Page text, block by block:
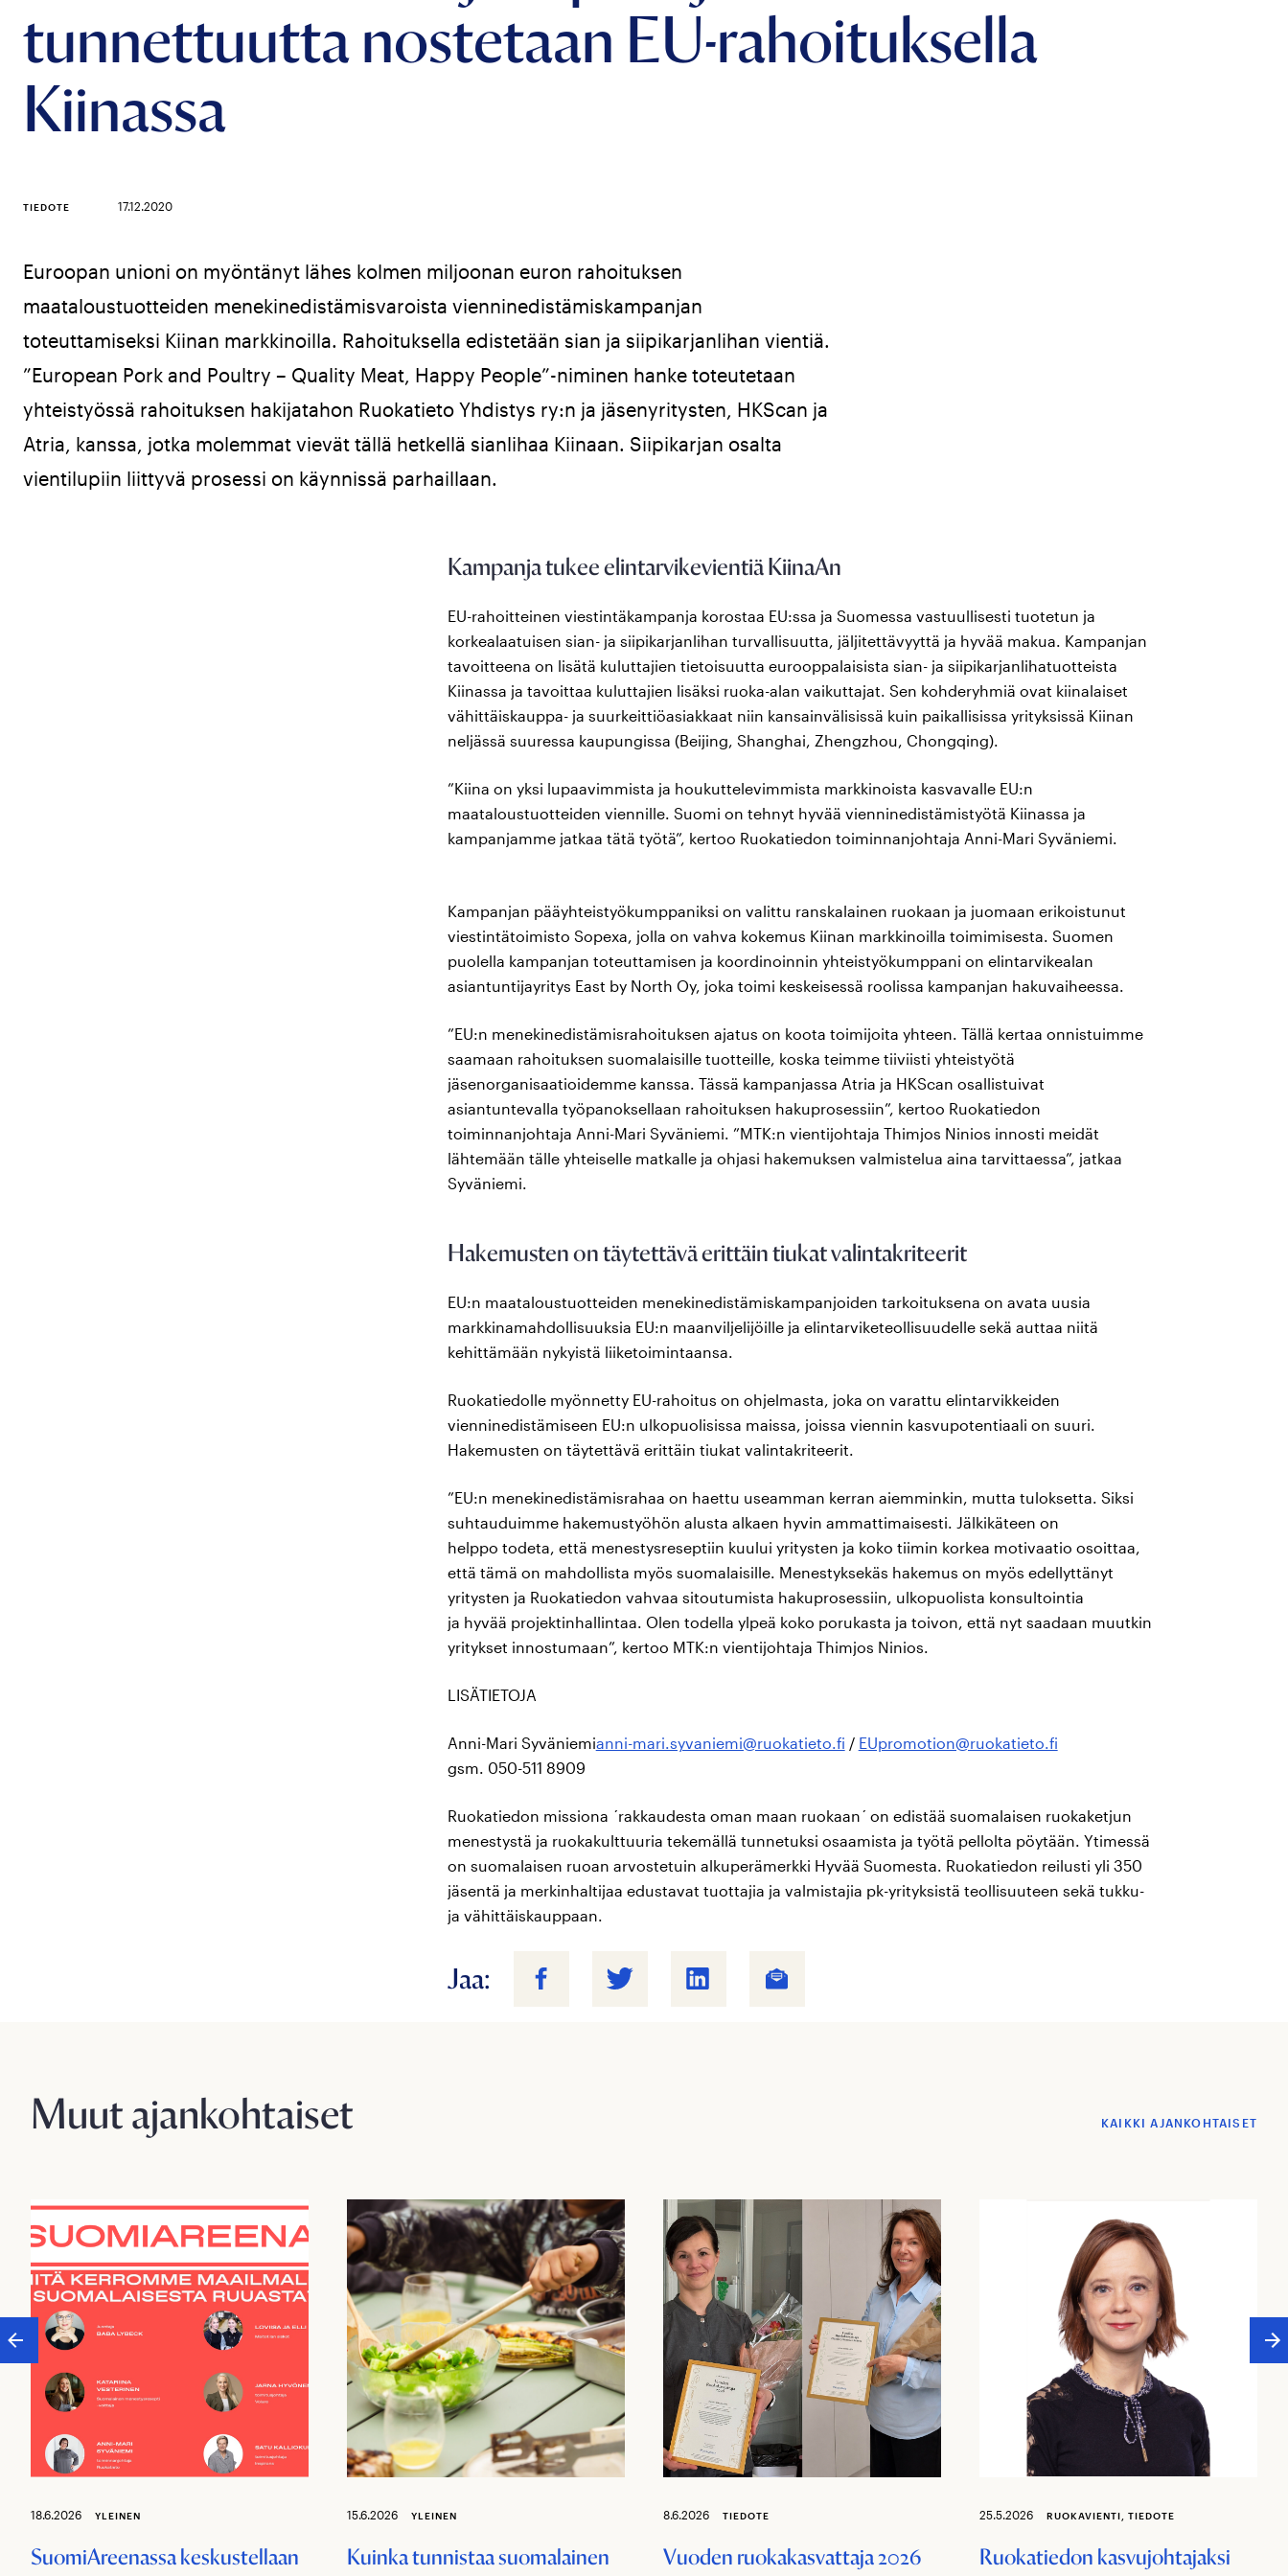
tunnettuutta nostetaan EU-rahoituksella
Kiinassa
TIEDOTE 17.12.2020
Euroopan unioni on myöntänyt lähes kolmen miljoonan euron rahoituksen
maataloustuotteiden menekinedistämisvaroista vienninedistämiskampanjan
toteuttamiseksi Kiinan markkinoilla. Rahoituksella edistetään sian ja siipikarjanlihan vientiä.
”European Pork and Poultry – Quality Meat, Happy People”-niminen hanke toteutetaan
yhteistyössä rahoituksen hakijatahon Ruokatieto Yhdistys ry:n ja jäsenyritysten, HKScan ja
Atria, kanssa, jotka molemmat vievät tällä hetkellä sianlihaa Kiinaan. Siipikarjan osalta
vientilupiin liittyvä prosessi on käynnissä parhaillaan.
Kampanja tukee elintarvikevientiä KiinaAn
EU-rahoitteinen viestintäkampanja korostaa EU:ssa ja Suomessa vastuullisesti tuotetun ja
korkealaatuisen sian- ja siipikarjanlihan turvallisuutta, jäljitettävyyttä ja hyvää makua. Kampanjan
tavoitteena on lisätä kuluttajien tietoisuutta eurooppalaisista sian- ja siipikarjanlihatuotteista
Kiinassa ja tavoittaa kuluttajien lisäksi ruoka-alan vaikuttajat. Sen kohderyhmiä ovat kiinalaiset
vähittäiskauppa- ja suurkeittiöasiakkaat niin kansainvälisissä kuin paikallisissa yrityksissä Kiinan
neljässä suuressa kaupungissa (Beijing, Shanghai, Zhengzhou, Chongqing).
”Kiina on yksi lupaavimmista ja houkuttelevimmista markkinoista kasvavalle EU:n
maataloustuotteiden viennille. Suomi on tehnyt hyvää vienninedistämistyötä Kiinassa ja
kampanjamme jatkaa tätä työtä”, kertoo Ruokatiedon toiminnanjohtaja Anni-Mari Syväniemi.
Kampanjan pääyhteistyökumppaniksi on valittu ranskalainen ruokaan ja juomaan erikoistunut
viestintätoimisto Sopexa, jolla on vahva kokemus Kiinan markkinoilla toimimisesta. Suomen
puolella kampanjan toteuttamisen ja koordinoinnin yhteistyökumppani on elintarvikealan
asiantuntijayritys East by North Oy, joka toimi keskeisessä roolissa kampanjan hakuvaiheessa.
”EU:n menekinedistämisrahoituksen ajatus on koota toimijoita yhteen. Tällä kertaa onnistuimme
saamaan rahoituksen suomalaisille tuotteille, koska teimme tiiviisti yhteistyötä
jäsenorganisaatioidemme kanssa. Tässä kampanjassa Atria ja HKScan osallistuivat
asiantuntevalla työpanoksellaan rahoituksen hakuprosessiin”, kertoo Ruokatiedon
toiminnanjohtaja Anni-Mari Syväniemi. ”MTK:n vientijohtaja Thimjos Ninios innosti meidät
lähtemään tälle yhteiselle matkalle ja ohjasi hakemuksen valmistelua aina tarvittaessa”, jatkaa
Syväniemi.
Hakemusten on täytettävä erittäin tiukat valintakriteerit
EU:n maataloustuotteiden menekinedistämiskampanjoiden tarkoituksena on avata uusia
markkinamahdollisuuksia EU:n maanviljelijöille ja elintarviketeollisuudelle sekä auttaa niitä
kehittämään nykyistä liiketoimintaansa.
Ruokatiedolle myönnetty EU-rahoitus on ohjelmasta, joka on varattu elintarvikkeiden
vienninedistämiseen EU:n ulkopuolisissa maissa, joissa viennin kasvupotentiaali on suuri.
Hakemusten on täytettävä erittäin tiukat valintakriteerit.
”EU:n menekinedistämisrahaa on haettu useamman kerran aiemminkin, mutta tuloksetta. Siksi
suhtauduimme hakemustyöhön alusta alkaen hyvin ammattimaisesti. Jälkikäteen on
helppo todeta, että menestysreseptiin kuului yritysten ja koko tiimin korkea motivaatio osoittaa,
että tämä on mahdollista myös suomalaisille. Menestyksekäs hakemus on myös edellyttänyt
yritysten ja Ruokatiedon vahvaa sitoutumista hakuprosessiin, ulkopuolista konsultointia
ja hyvää projektinhallintaa. Olen todella ylpeä koko porukasta ja toivon, että nyt saadaan muutkin
yritykset innostumaan”, kertoo MTK:n vientijohtaja Thimjos Ninios.
LISÄTIETOJA
Anni-Mari Syväniemianni-mari.syvaniemi@ruokatieto.fi / EUpromotion@ruokatieto.fi
gsm. 050-511 8909
Ruokatiedon missiona ´rakkaudesta oman maan ruokaan´ on edistää suomalaisen ruokaketjun
menestystä ja ruokakulttuuria tekemällä tunnetuksi osaamista ja työtä pellolta pöytään. Ytimessä
on suomalaisen ruoan arvostetuin alkuperämerkki Hyvää Suomesta. Ruokatiedon reilusti yli 350
jäsentä ja merkinhaltijaa edustavat tuottajia ja valmistajia pk-yrityksistä teollisuuteen sekä tukku-
ja vähittäiskauppaan.
Jaa:
Muut ajankohtaiset KAIKKI AJANKOHTAISET
18.6.2026 YLEINEN
SuomiAreenassa keskustellaan
15.6.2026 YLEINEN
Kuinka tunnistaa suomalainen
8.6.2026 TIEDOTE
Vuoden ruokakasvattaja 2026
25.5.2026 RUOKAVIENTI, TIEDOTE
Ruokatiedon kasvujohtajaksi